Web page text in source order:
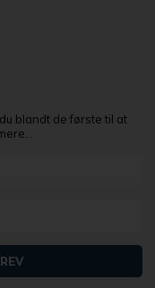
blandt de første til at